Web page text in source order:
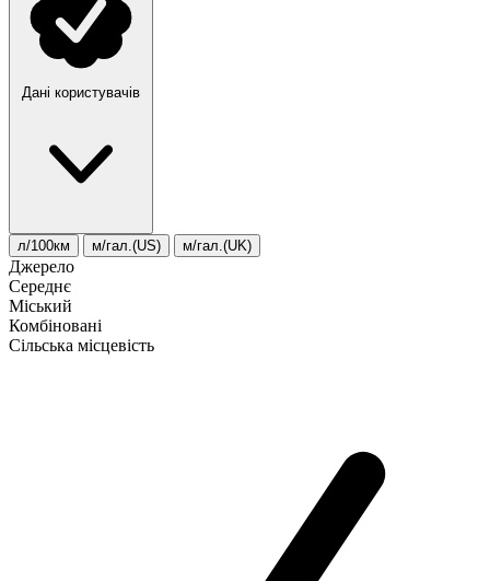
Дані користувачів
л/100км м/гал.(US) м/гал.(UK)
Джерело
Середнє
Міський
Комбіновані
Сільська місцевість